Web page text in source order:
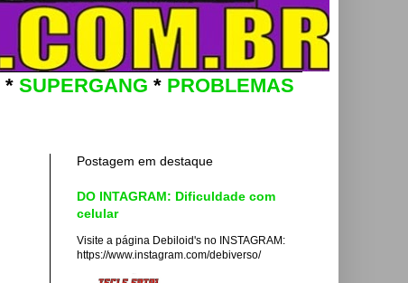
* SUPERGANG * PROBLEMAS
Postagem em destaque
DO INTAGRAM: Dificuldade com
celular
Visite a página Debiloid's no INSTAGRAM:
https://www.instagram.com/debiverso/